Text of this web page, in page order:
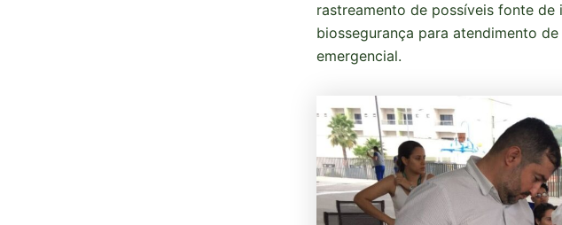
rastreamento de possíveis fonte
biossegurança para atendimento
emergencial.